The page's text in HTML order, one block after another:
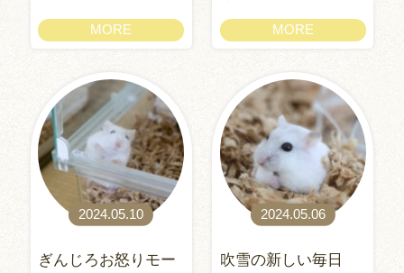
MORE MORE
2024.05.10
ぎんじろお怒りモー
2024.05.06
吹雪の新しい毎日